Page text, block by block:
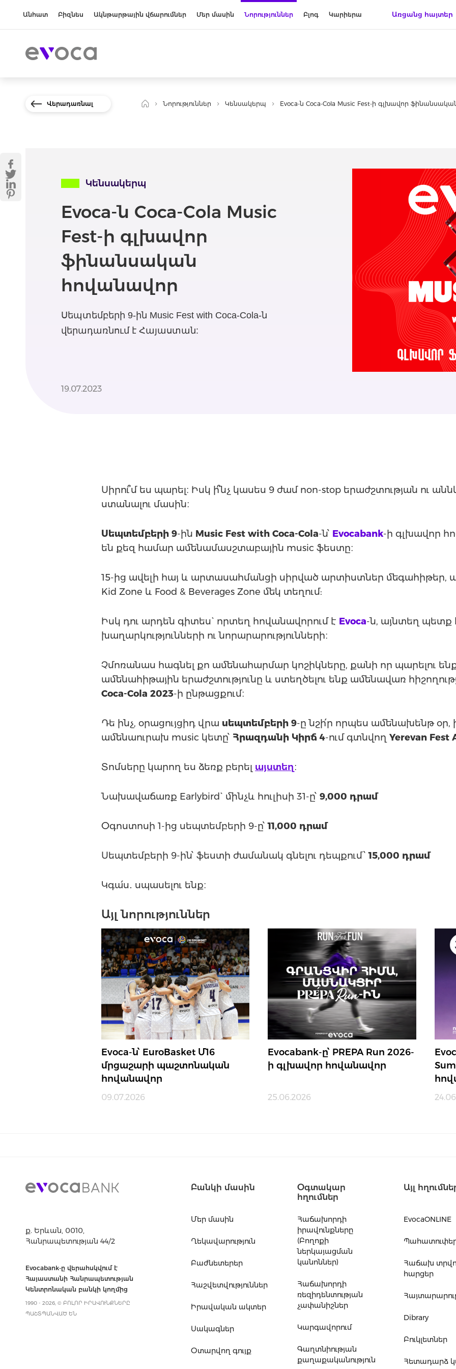
Անհատ Բիզնես Ակնթարթային վճարումներ Մեր մասին Նորություններ Բլոգ Կարիերա Առցանց հայտեր
Վերադառնալ Նորություններ Կենսակերպ Evoca-ն Coca-Cola Music Fest-ի գլխավոր
Կենսակերպ
Evoca-ն Coca-Cola Music
Fest-ի գլխավոր
ֆինանսական
հովանավոր
Սեպտեմբերի 9-ին Music Fest with Coca-Cola-ն
վերադառնում է Հայաստան:
19.07.2023
Սիրու՞մ ես պարել։ Իսկ ի՞նչ կասես 9 ժամ non-stop երաժշտության ու
ստանալու մասին։
Սեպտեմբերի 9-ին Music Fest with Coca-Cola-ն՝ Evocabank-ի գլխավոր
են քեզ համար ամենամասշտաբային music ֆեստը։
15-ից ավելի հայ և արտասահմանցի սիրված արտիստներ մեգահիթեր,
Kid Zone և Food & Beverages Zone մեկ տեղում:
Իսկ դու արդեն գիտես` որտեղ հովանավորում է Evoca-ն, այնտեղ պետք
խաղարկությունների ու նորարարությունների։
Չմոռանաս հագնել քո ամենահարմար կոշիկները, քանի որ պարելու ենք
ամենահիթային երաժշտությունը և ստեղծելու ենք ամենավառ
Coca-Cola 2023-ի ընթացքում։
Դե ինչ, օրացույցիդ վրա սեպտեմբերի 9-ը նշի՛ր որպես ամենախենթ օր,
ամենաուրախ music կետը՝ Հրազդանի Կիրճ 4-ում գտնվող Yerevan Fest
Տոմսերը կարող ես ձեռք բերել այստեղ։
Նախավաճառք Earlybird` մինչև հուլիսի 31-ը՝ 9,000 դրամ
Օգոստոսի 1-ից սեպտեմբերի 9-ը՝11,000 դրամ
Սեպտեմբերի 9-ին՝ ֆեստի ժամանակ գնելու դեպքում՝15,000 դրամ
Կգա՛ս․ սպասելու ենք։
Այլ նորություններ
Evoca-ն՝ EuroBasket Մ16
մրցաշարի պաշտոնական
հովանավոր
09.07.2026
Evocabank-ը՝ PREPA Run 2026-
ի գլխավոր հովանավոր
25.06.2026
ք. Երևան, 0010,
Հանրապետության 44/2
Evocabank-ը վերահսկվում է
Հայաստանի Հանրապետության
Կենտրոնական բանկի կողմից
1990 - 2026, © ԲՈԼՈՐ ԻՐԱՎՈՒՆՔՆԵՐԸ
ՊԱՇՏՊԱՆՎԱԾ ԵՆ
Բանկի մասին
Մեր մասին
Ղեկավարություն
Բաժնետերեր
Հաշվետվություններ
Իրավական ակտեր
Սակագներ
Օտարվող գույք
Օգտակար
հղումներ
Հաճախորդի
իրավունքները
(Բողոքի
ներկայացման
կանոններ)
Հաճախորդի
ռեզիդենտության
չափանիշներ
Կարգավորում
Գաղտնիության
քաղաքականություն
Այլ
EvocaONLINE
Հաճախ
հարցեր
Dibrary
Բուկլետներ
Հետադարձ